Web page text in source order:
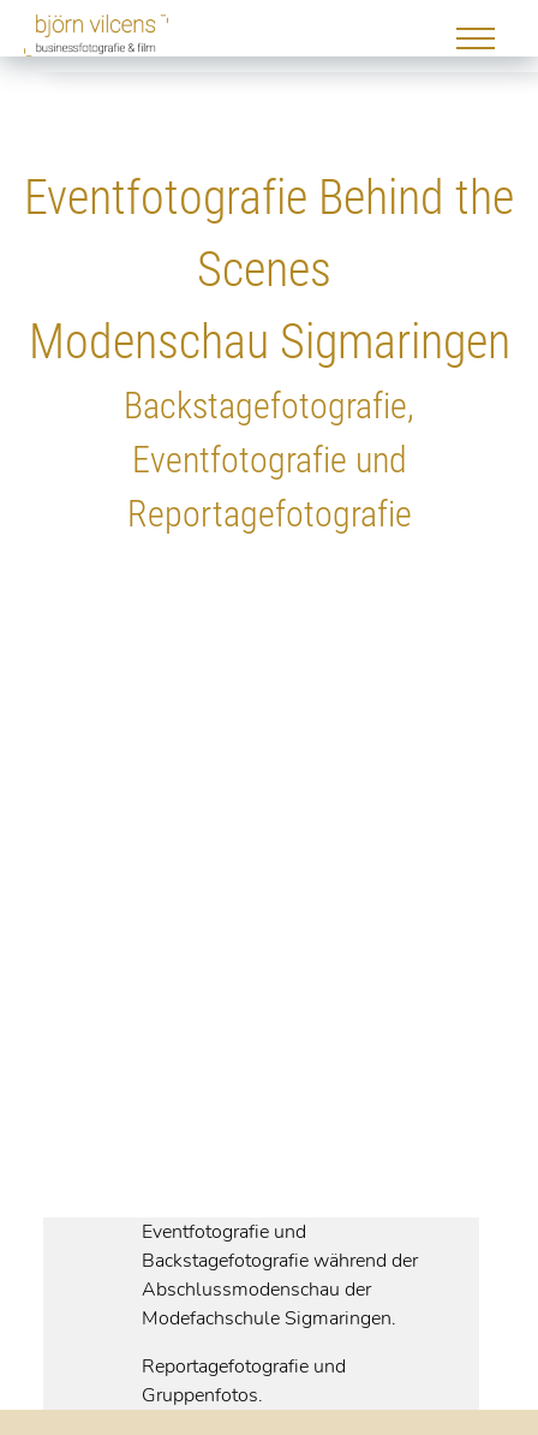
Eventfotografie Behind the
Scenes
Modenschau Sigmaringen
Backstagefotografie,
Eventfotografie und
Reportagefotografie
Eventfotografie und
Backstagefotografie während der
Abschlussmodenschau der
Modefachschule Sigmaringen.
Reportagefotografie und
Gruppenfotos.